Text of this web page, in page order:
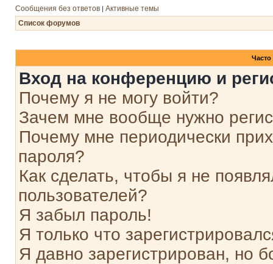
Сообщения без ответов | Активные темы
Список форумов
Вход на конференцию и
Почему я не могу войти?
Зачем мне вообще нужно
Почему мне периодически
пароля?
Как сделать, чтобы я не
пользователей?
Я забыл пароль!
Я только что
Я давно зарегистрирован, но